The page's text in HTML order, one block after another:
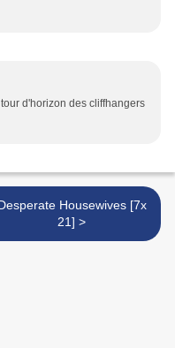
d'horizon des cliffhangers
Housewives [7x
21] >